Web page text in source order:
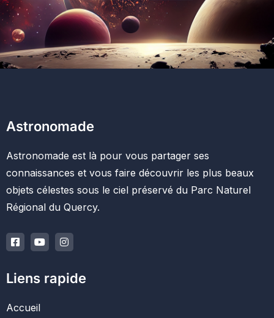
Astronomade
Astronomade est là pour vous partager ses
connaissances et vous faire découvrir les plus beaux
objets célestes sous le ciel préservé du Parc Naturel
Régional du Quercy.
Liens rapide
Accueil